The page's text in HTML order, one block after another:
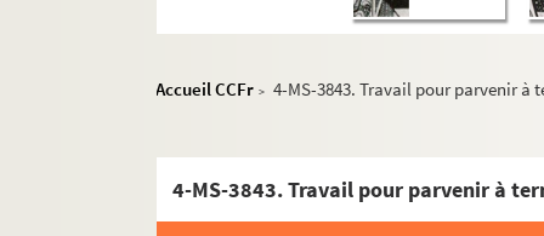
Accueil CCFr > 4-MS-3843. Travail pour parvenir à
4-MS-3843. Travail pour parvenir à
Documents relatifs aux statuts de la Société
Documents relatifs à la vie de la société